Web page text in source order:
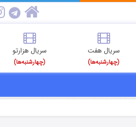
سریال هفت
(چهارشنبه‌ها)
سریال هزارتو
(چهارشنبه‌ها)